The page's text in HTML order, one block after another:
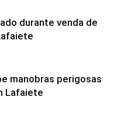
durante venda de
manobras perigosas
Lafaiete